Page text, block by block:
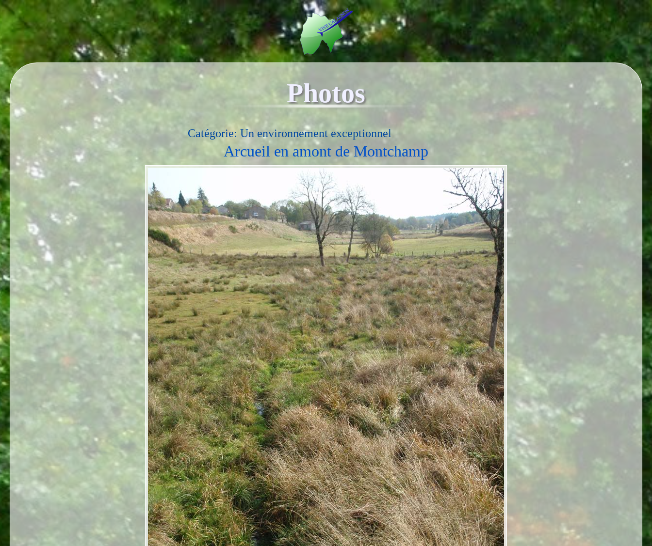
Photos
Catégorie: Un environnement exceptionnel
Arcueil en amont de Montchamp